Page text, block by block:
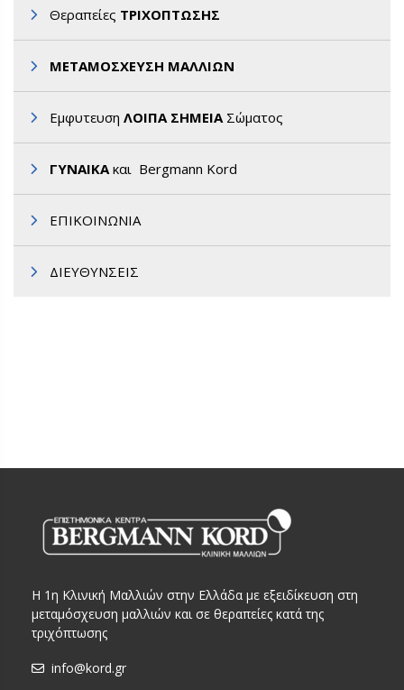
Θεραπείες ΤΡΙΧΟΠΤΩΣΗΣ
ΜΕΤΑΜΟΣΧΕΥΣΗ ΜΑΛΛΙΩΝ
Εμφυτευση ΛΟΙΠΑ ΣΗΜΕΙΑΣώματος
ΓΥΝΑΙΚΑκαι Bergmann Kord
ΕΠΙΚΟΙΝΩΝΙΑ
ΔΙΕΥΘΥΝΣΕΙΣ
Η 1η Κλινική Μαλλιών στην Ελλάδα με εξειδίκευση στη
μεταμόσχευση μαλλιών και σε θεραπείες κατά της
τριχόπτωσης
info@kord.gr